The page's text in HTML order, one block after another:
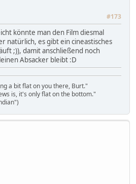
#173
könnte man den Film diesmal
natürlich, es gibt ein cineastisches
;)), damit anschließend noch
Absacker bleibt :D
a bit flat on you there, Burt."
is, it's only flat on the bottom."